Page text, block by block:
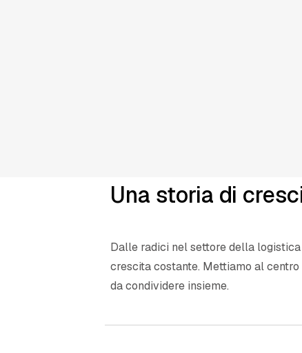
Una storia di
Dalle radici nel settore della
crescita costante. Mettiamo al
da condividere insieme.